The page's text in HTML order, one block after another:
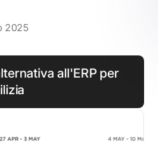
2025
all'ERP per